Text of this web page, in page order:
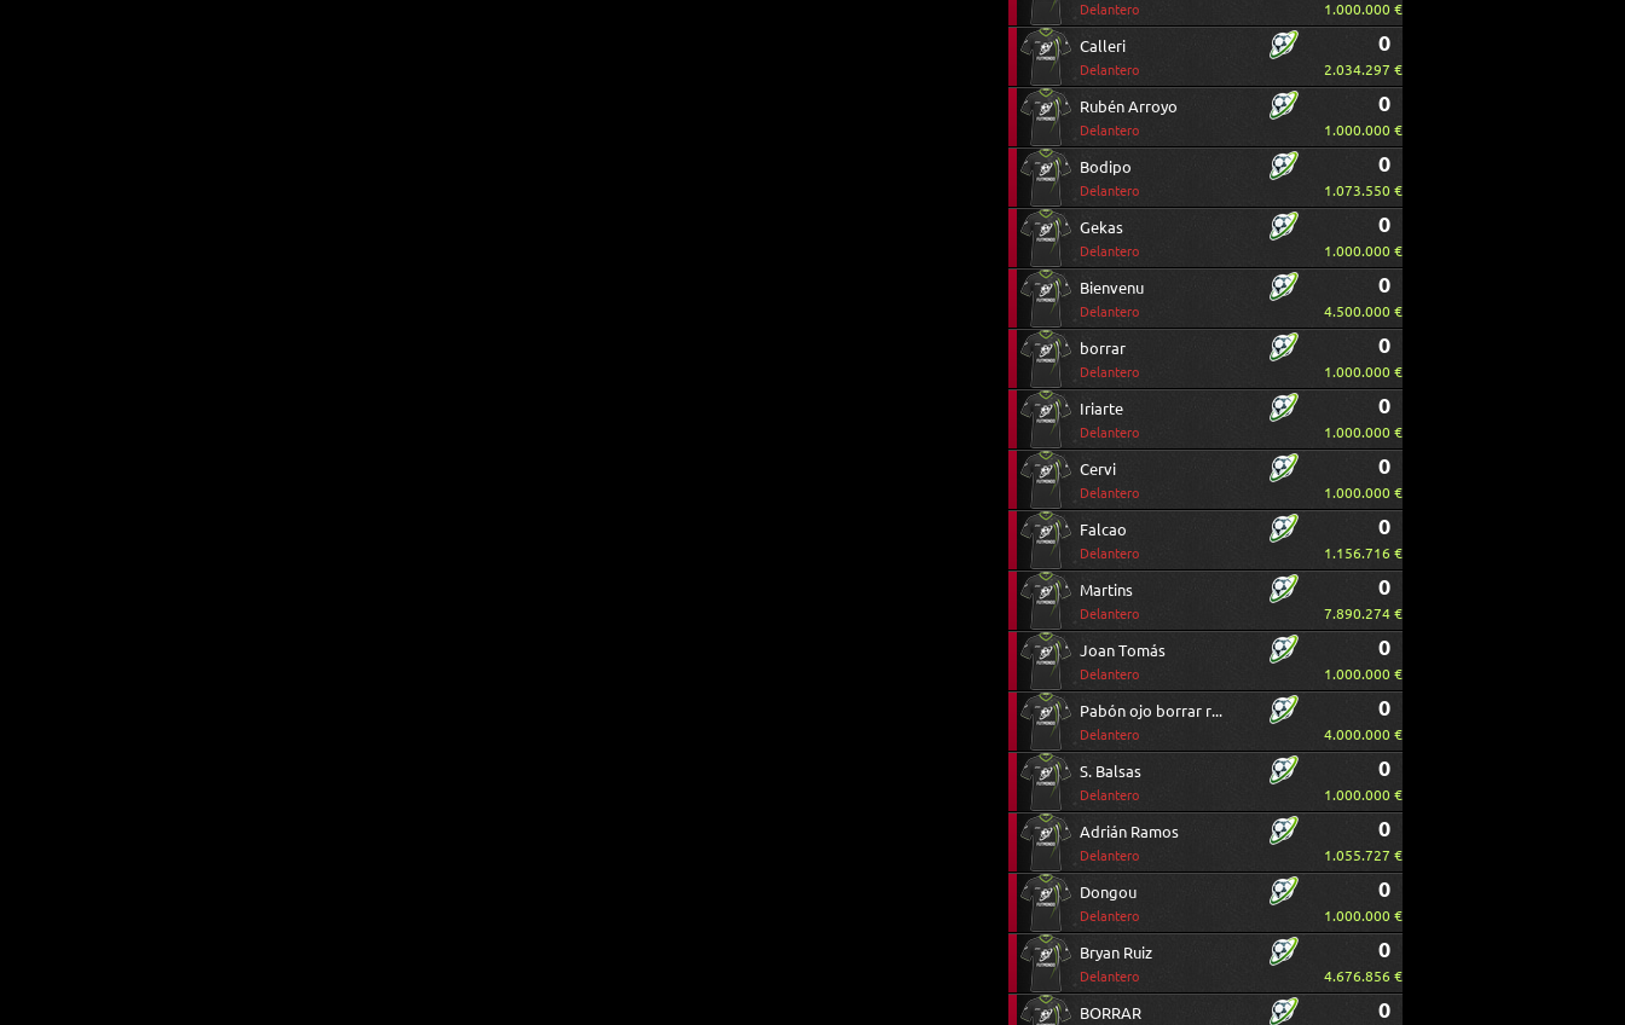
Delantero 1.000.000 €
Calleri
Delantero
0
2.034.297 €
Rubén Arroyo
Delantero
0
1.000.000 €
Bodipo
Delantero
0
1.073.550 €
Gekas
Delantero
0
1.000.000 €
Bienvenu
Delantero
0
4.500.000 €
borrar
Delantero
0
1.000.000 €
Iriarte
Delantero
0
1.000.000 €
Cervi
Delantero
0
1.000.000 €
Falcao
Delantero
0
1.156.716 €
Martins
Delantero
0
7.890.274 €
Joan Tomás
Delantero
0
1.000.000 €
Pabón ojo borrar repetido
Delantero
0
4.000.000 €
S. Balsas
Delantero
0
1.000.000 €
Adrián Ramos
Delantero
0
1.055.727 €
Dongou
Delantero
0
1.000.000 €
Bryan Ruiz
Delantero
0
4.676.856 €
BORRAR 0